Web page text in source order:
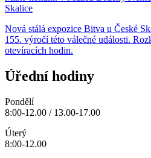
Skalice
Nová stálá expozice Bitva u České
155. výročí této válečné události.
otevíracích hodin.
Úřední hodiny
Pondělí
8:00-12.00 / 13.00-17.00
Úterý
8:00-12.00